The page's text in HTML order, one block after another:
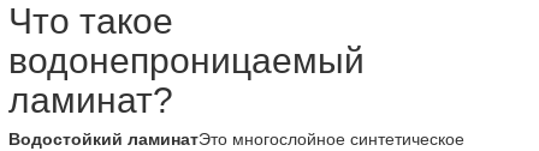
Что такое
водонепроницаемый
ламинат?
Водостойкий ламинатЭто многослойное синтетическое